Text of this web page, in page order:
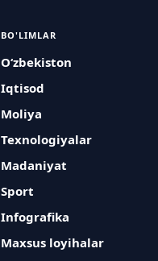
BO'LIMLAR
O‘zbekiston
Iqtisod
Moliya
Texnologiyalar
Madaniyat
Sport
Infografika
Maxsus loyihalar